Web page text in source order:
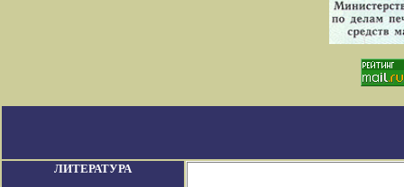
ЛИТЕРАТУРА